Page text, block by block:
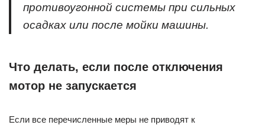
противоугонной системы при сильных
осадках или после мойки машины.
Что делать, если после отключения
мотор не запускается
Если все перечисленные меры не приводят к